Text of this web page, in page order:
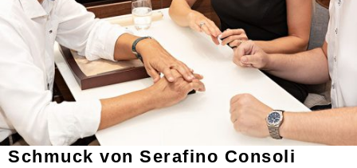
Schmuck von Serafino Consoli